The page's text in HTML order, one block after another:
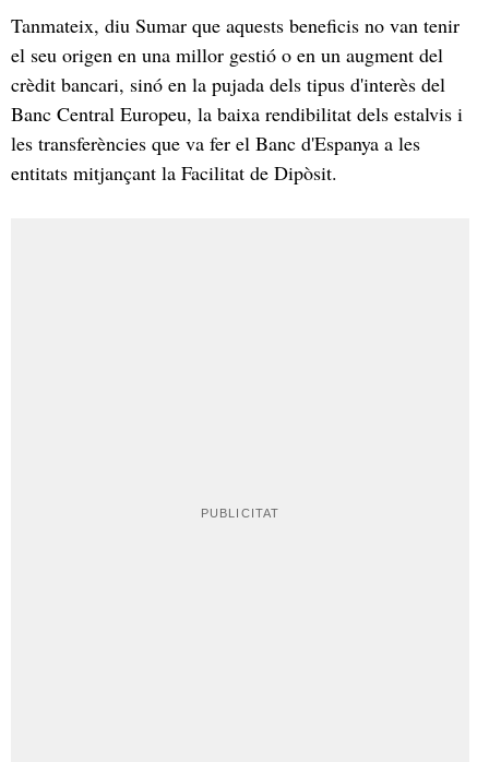
Tanmateix, diu Sumar que aquests beneficis no van tenir
el seu origen en una millor gestió o en un augment del
crèdit bancari, sinó en la pujada dels tipus d'interès del
Banc Central Europeu, la baixa rendibilitat dels estalvis i
les transferències que va fer el Banc d'Espanya a les
entitats mitjançant la Facilitat de Dipòsit.